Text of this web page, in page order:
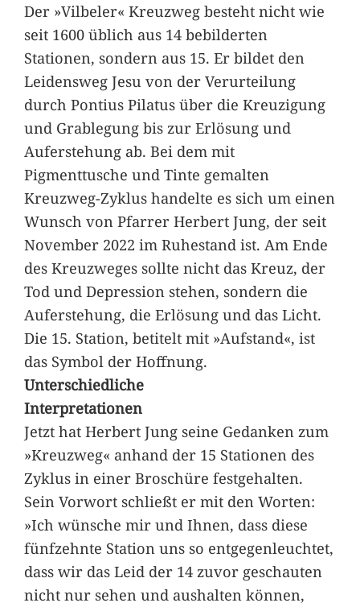
Der »Vilbeler« Kreuzweg besteht nicht wie
seit 1600 üblich aus 14 bebilderten
Stationen, sondern aus 15. Er bildet den
Leidensweg Jesu von der Verurteilung
durch Pontius Pilatus über die Kreuzigung
und Grablegung bis zur Erlösung und
Auferstehung ab. Bei dem mit
Pigmenttusche und Tinte gemalten
Kreuzweg-Zyklus handelte es sich um einen
Wunsch von Pfarrer Herbert Jung, der seit
November 2022 im Ruhestand ist. Am Ende
des Kreuzweges sollte nicht das Kreuz, der
Tod und Depression stehen, sondern die
Auferstehung, die Erlösung und das Licht.
Die 15. Station, betitelt mit »Aufstand«, ist
das Symbol der Hoffnung.
Unterschiedliche
Interpretationen
Jetzt hat Herbert Jung seine Gedanken zum
»Kreuzweg« anhand der 15 Stationen des
Zyklus in einer Broschüre festgehalten.
Sein Vorwort schließt er mit den Worten:
»Ich wünsche mir und Ihnen, dass diese
fünfzehnte Station uns so entgegenleuchtet,
dass wir das Leid der 14 zuvor geschauten
nicht nur sehen und aushalten können,